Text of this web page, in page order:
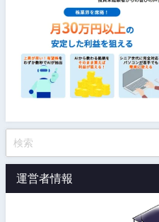
運営者情報